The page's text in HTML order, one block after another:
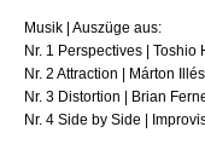
Musik | Auszüge aus:
Nr. 1 Perspectives |
Nr. 2 Attraction | Márton
Nr. 3 Distortion | Brian
Nr. 4 Side by Side |